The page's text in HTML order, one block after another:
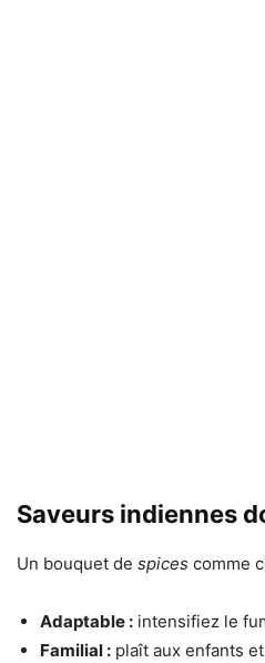
Saveurs indiennes
Un bouquet de spices comme
Adaptable : intensifiez le
Familial : plaît aux enfants